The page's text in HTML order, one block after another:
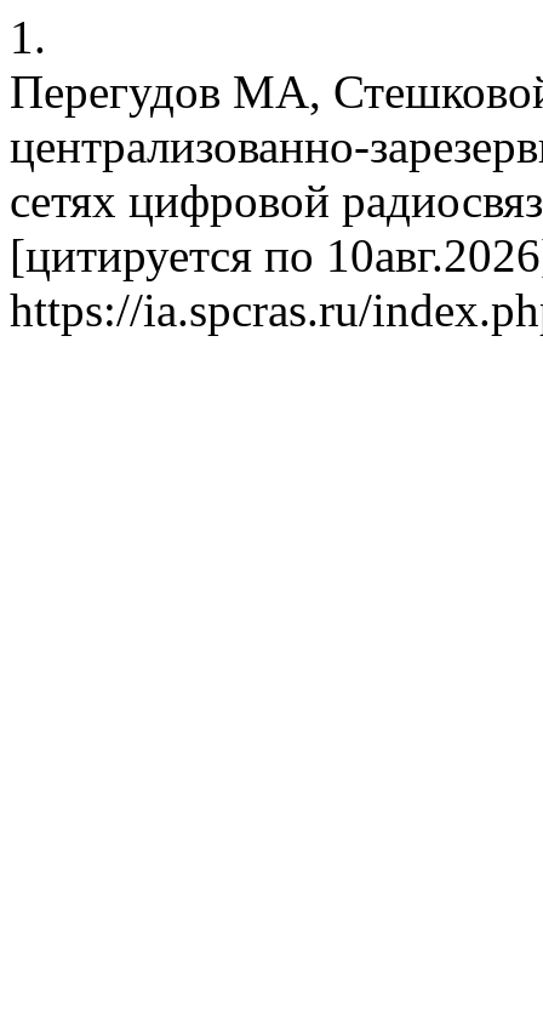
1.
Перегудов МА,
централизованно-
сетях цифровой
[цитируется по
https://ia.spcras.ru/